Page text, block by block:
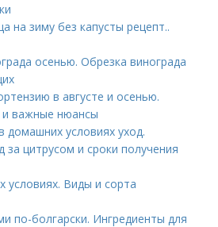
на зиму без капусты рецепт..
осенью. Обрезка винограда
в августе и осенью.
важные нюансы
домашних условиях уход.
цитрусом и сроки получения
условиях. Виды и сорта
по-болгарски. Ингредиенты для